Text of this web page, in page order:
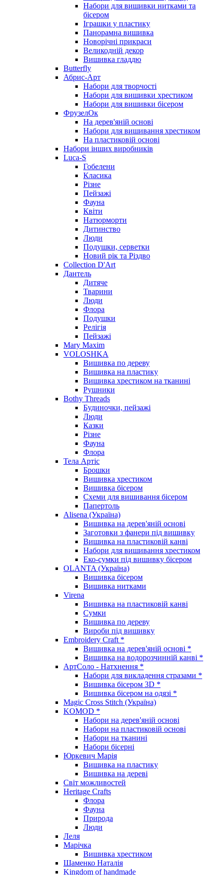
Набори для вишивки нитками та
бісером
Іграшки у пластику
Панорамна вишивка
Новорічні прикраси
Великодній декор
Вишивка гладдю
Butterfly
Абрис-Арт
Набори для творчості
Набори для вишивки хрестиком
Набори для вишивки бісером
ФрузелОк
На дерев'яній основі
Набори для вишивання хрестиком
На пластиковій основі
Набори інших виробників
Luca-S
Гобелени
Класика
Різне
Пейзажі
Фауна
Квіти
Натюрморти
Дитинство
Люди
Подушки, серветки
Новий рік та Різдво
Collection D'Art
Дантель
Дитяче
Тварини
Люди
Флора
Подушки
Релігія
Пейзажі
Mary Maxim
VOLOSHKA
Вишивка по дереву
Вишивка на пластику
Вишивка хрестиком на тканині
Рушники
Bothy Threads
Будиночки, пейзажі
Люди
Казки
Різне
Фауна
Флора
Тела Артіс
Брошки
Вишивка хрестиком
Вишивка бісером
Схеми для вишивання бісером
Папертоль
Alisena (Україна)
Вишивка на дерев'яній основі
Заготовки з фанери під вишивку
Вишивка на пластиковій канві
Набори для вишивання хрестиком
Еко-сумки під вишивку бісером
OLANTA (Україна)
Вишивка бісером
Вишивка нитками
Virena
Вишивка на пластиковій канві
Сумки
Вишивка по дереву
Вироби під вишивку
Embroidery Craft *
Вишивка на дерев'яній основі *
Вишивка на водорозчинній канві *
АртСоло - Натхнення *
Набори для викладення стразами *
Вишивка бісером 3D *
Вишивка бісером на одязі *
Magic Cross Stitch (Україна)
KOMOD *
Набори на дерев'яній основі
Набори на пластиковій основі
Набори на тканині
Набори бісерні
Юркевич Марія
Вишивка на пластику
Вишивка на дереві
Світ можливостей
Heritage Crafts
Флора
Фауна
Природа
Люди
Леля
Марічка
Вишивка хрестиком
Шаменко Наталія
Kingdom of handmade